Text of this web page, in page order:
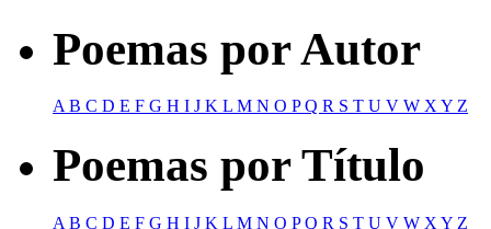
Poemas por Autor
AB C D E F G H I J K L M N O PQ R S T U V W XY Z
Poemas por Título
A B C D E F G H I J K L M N O PQ R S T U V W X Y Z